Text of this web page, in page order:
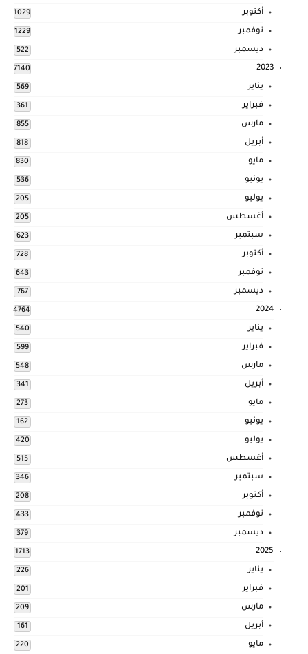
أكتوبر 1029
نوفمبر 1229
ديسمبر 522
2023
7140
يناير 569
فبراير 361
مارس 855
أبريل 818
مايو 830
يونيو 536
يوليو 205
أغسطس 205
سبتمبر 623
أكتوبر 728
نوفمبر 643
ديسمبر 767
2024
4764
يناير 540
فبراير 599
مارس 548
أبريل 341
مايو 273
يونيو 162
يوليو 420
أغسطس 515
سبتمبر 346
أكتوبر 208
نوفمبر 433
ديسمبر 379
2025
1713
يناير 226
فبراير 201
مارس 209
أبريل 161
مايو 220